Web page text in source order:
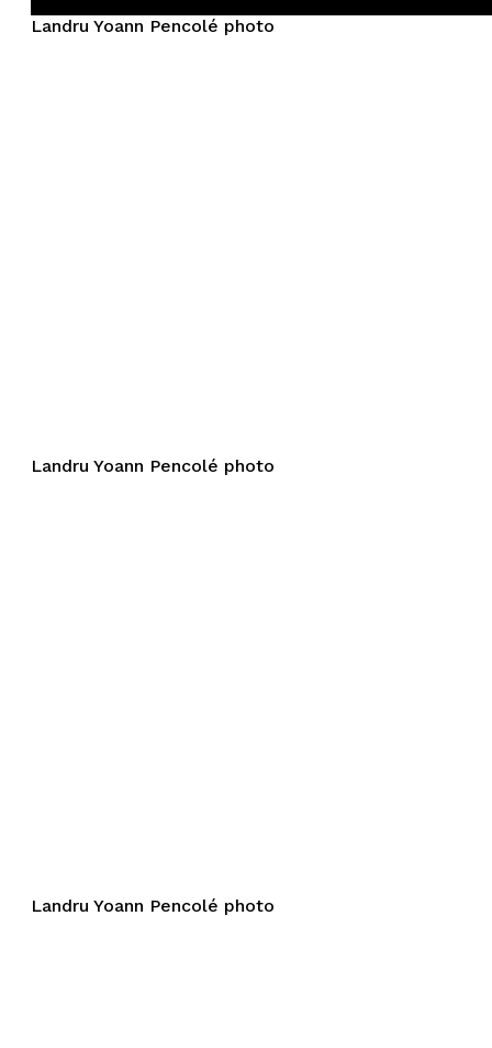
Landru Yoann Pencolé photo
Landru Yoann Pencolé photo
Landru Yoann Pencolé photo